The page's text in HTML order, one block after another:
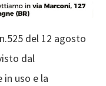
del 12 agosto
dal
in uso e la